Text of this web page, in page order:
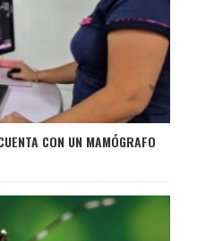
CON UN MAMÓGRAFO